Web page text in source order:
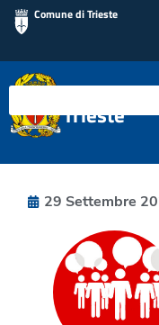
Comune di Trieste
Polizia
Trieste
29 Settembre